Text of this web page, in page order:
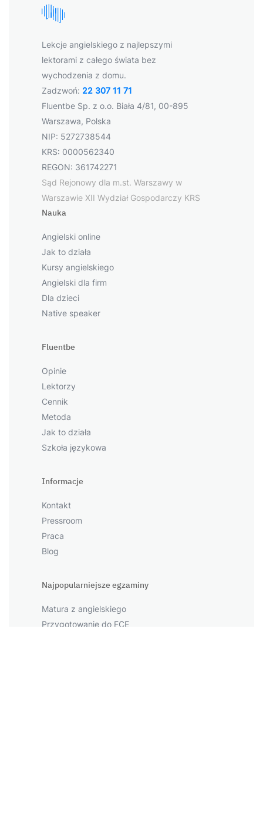
Lekcje angielskiego z najlepszymi
lektorami z całego świata bez
wychodzenia z domu.
Zadzwoń: 22 307 11 71
Fluentbe Sp. z o.o. Biała 4/81, 00-895
Warszawa, Polska
NIP: 5272738544
KRS: 0000562340
REGON: 361742271
Sąd Rejonowy dla m.st. Warszawy w
Warszawie XII Wydział Gospodarczy KRS
Nauka
Angielski online
Jak to działa
Kursy angielskiego
Angielski dla firm
Dla dzieci
Native speaker
Fluentbe
Opinie
Lektorzy
Cennik
Metoda
Jak to działa
Szkoła językowa
Informacje
Kontakt
Pressroom
Praca
Blog
Najpopularniejsze egzaminy
Matura z angielskiego
Przygotowanie do FCE